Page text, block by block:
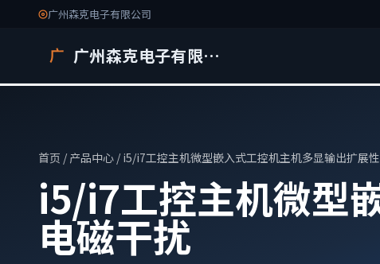
广州森克电子有限公司
广 广州森克电子有限公司
首页 / 产品中心 / i5/i7工控主机微型嵌入式工控机主机多显输出扩展
i5/i7工控主机微型
电磁干扰